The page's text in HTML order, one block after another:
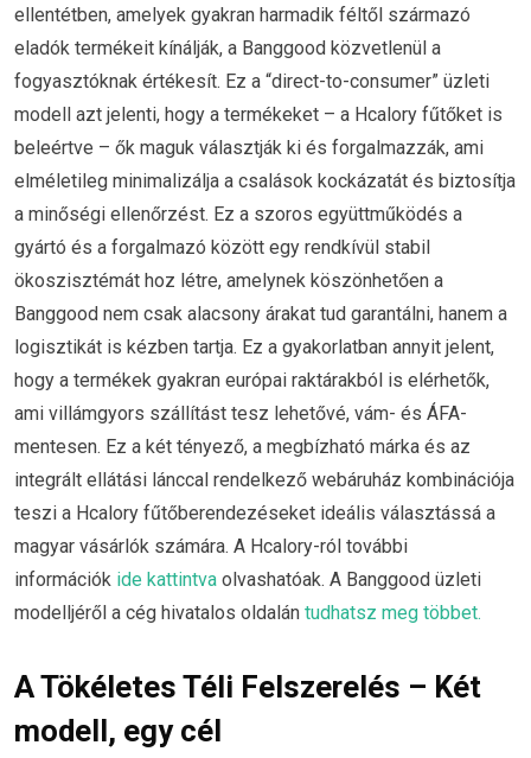
ellentétben, amelyek gyakran harmadik féltől származó
eladók termékeit kínálják, a Banggood közvetlenül a
fogyasztóknak értékesít. Ez a “direct-to-consumer” üzleti
modell azt jelenti, hogy a termékeket – a Hcalory fűtőket is
beleértve – ők maguk választják ki és forgalmazzák, ami
elméletileg minimalizálja a csalások kockázatát és biztosítja
a minőségi ellenőrzést. Ez a szoros együttműködés a
gyártó és a forgalmazó között egy rendkívül stabil
ökoszisztémát hoz létre, amelynek köszönhetően a
Banggood nem csak alacsony árakat tud garantálni, hanem a
logisztikát is kézben tartja. Ez a gyakorlatban annyit jelent,
hogy a termékek gyakran európai raktárakból is elérhetők,
ami villámgyors szállítást tesz lehetővé, vám- és ÁFA-
mentesen. Ez a két tényező, a megbízható márka és az
integrált ellátási lánccal rendelkező webáruház kombinációja
teszi a Hcalory fűtőberendezéseket ideális választássá a
magyar vásárlók számára. A Hcalory-ról további
információk ide kattintva olvashatóak. A Banggood üzleti
modelljéről a cég hivatalos oldalán tudhatsz meg többet.
A Tökéletes Téli Felszerelés – Két
modell, egy cél